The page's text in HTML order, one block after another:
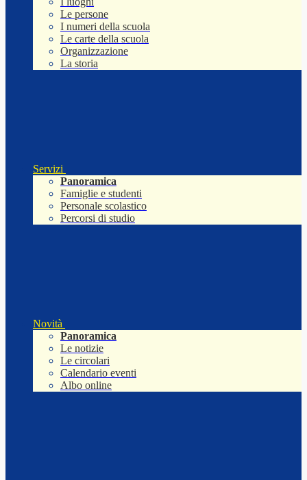
Le persone
I numeri della scuola
Le carte della scuola
Organizzazione
La storia
Servizi
Panoramica
Famiglie e studenti
Personale scolastico
Percorsi di studio
Novità
Panoramica
Le notizie
Le circolari
Calendario eventi
Albo online